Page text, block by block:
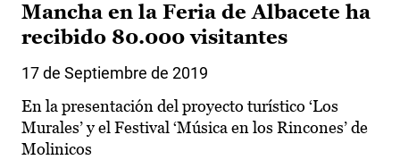
Mancha en la Feria de Albacete ha
recibido 80.000 visitantes
17 de Septiembre de 2019
En la presentación del proyecto turístico ‘Los
Murales’ y el Festival ‘Música en los Rincones’ de
Molinicos